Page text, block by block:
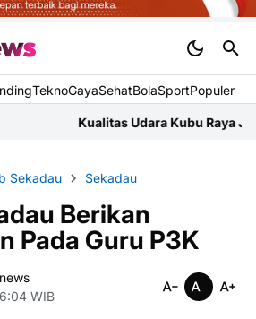
TeknoGayaSehatBolaSportPopuler
Kubu Raya Jumat Pagi Masuk
Sekadau Sekadau
Berikan
Pada Guru P3K
WIB